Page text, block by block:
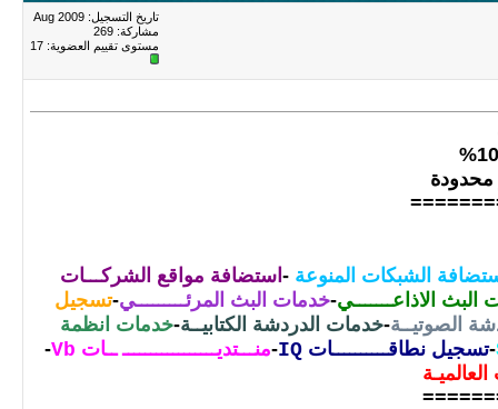
تاريخ التسجيل: Aug 2009
مشاركة: 269
مستوى تقييم العضوية: 17
الشبكات المنوعة - استضافة مواقع الشركـــات
الاذاعـــــــي-خدمات البث المرئـــــــــي-تسجيل
الصوتيــة-خدمات الدردشة الكتابيــة-خدمات انظمة
-تسجيل نطاقــــــــــاتIQ
-منـــتديـــــــــــــــــ ــات Vb
-